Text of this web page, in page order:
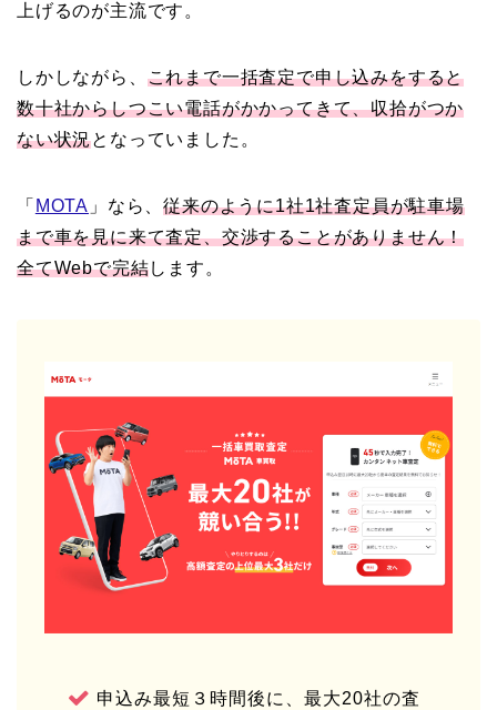
上げるのが主流です。
しかしながら、 これまで一括査定で申し込みをすると
数十社からしつこい電話がかかってきて、収拾がつか
ない状況となっていました。
「 MOTA 」なら、従来のように1社1社査定員が駐車場
まで車を見に来て査定、交渉することがありません！
全てWebで完結します。
申込み最短３時間後に、最大20社の査